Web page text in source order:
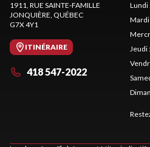
1911, RUE SAINTE-FAMILLE
JONQUIÈRE, QUÉBEC
G7X 4Y1
ITINÉRAIRE
418 547-2022
Lundi
Mardi
Jeudi: